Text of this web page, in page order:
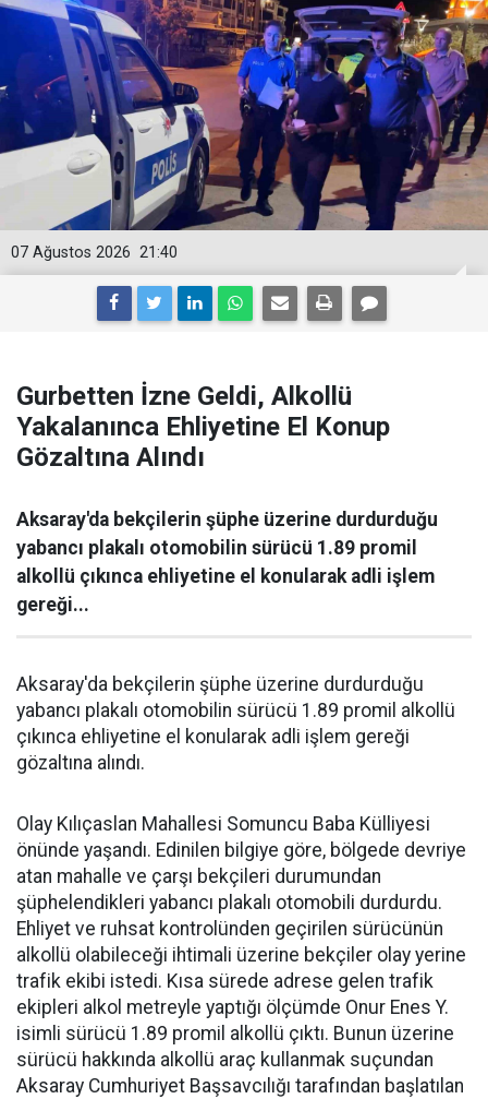
21:40
07 Ağustos 2026
Gurbetten İzne Geldi, Alkollü
Yakalanınca Ehliyetine El Konup
Gözaltına Alındı
Aksaray'da bekçilerin şüphe üzerine durdurduğu
yabancı plakalı otomobilin sürücü 1.89 promil
alkollü çıkınca ehliyetine el konularak adli işlem
gereği...
Aksaray'da bekçilerin şüphe üzerine durdurduğu
yabancı plakalı otomobilin sürücü 1.89 promil alkollü
çıkınca ehliyetine el konularak adli işlem gereği
gözaltına alındı.
Olay Kılıçaslan Mahallesi Somuncu Baba Külliyesi
önünde yaşandı. Edinilen bilgiye göre, bölgede devriye
atan mahalle ve çarşı bekçileri durumundan
şüphelendikleri yabancı plakalı otomobili durdurdu.
Ehliyet ve ruhsat kontrolünden geçirilen sürücünün
alkollü olabileceği ihtimali üzerine bekçiler olay yerine
trafik ekibi istedi. Kısa sürede adrese gelen trafik
ekipleri alkol metreyle yaptığı ölçümde Onur Enes Y.
isimli sürücü 1.89 promil alkollü çıktı. Bunun üzerine
sürücü hakkında alkollü araç kullanmak suçundan
Aksaray Cumhuriyet Başsavcılığı tarafından başlatılan